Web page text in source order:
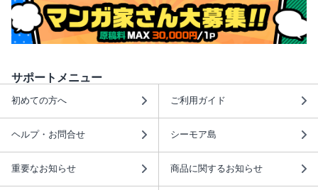
サポートメニュー
初めての方へ ご利用ガイド
ヘルプ・お問合せ シーモア島
重要なお知らせ 商品に関するお知らせ